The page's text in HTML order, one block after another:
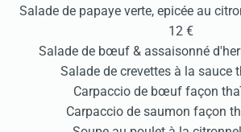
Salade de papaye verte, epicée au
12 €
Salade de bœuf & assaisonné
Salade de crevettes à la sauce
Carpaccio de bœuf façon
Carpaccio de saumon façon